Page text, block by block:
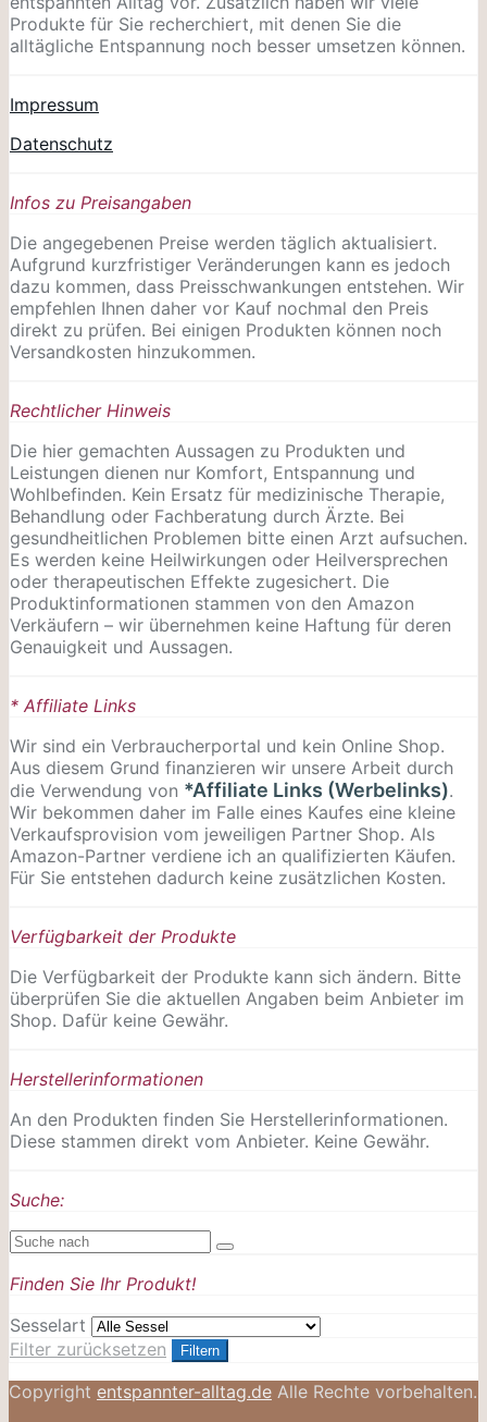
Produkte für Sie recherchiert, mit denen Sie die
alltägliche Entspannung noch besser umsetzen können.
Impressum
Datenschutz
Infos zu Preisangaben
Die angegebenen Preise werden täglich aktualisiert.
Aufgrund kurzfristiger Veränderungen kann es jedoch
dazu kommen, dass Preisschwankungen entstehen. Wir
empfehlen Ihnen daher vor Kauf nochmal den Preis
direkt zu prüfen. Bei einigen Produkten können noch
Versandkosten hinzukommen.
Rechtlicher Hinweis
Die hier gemachten Aussagen zu Produkten und
Leistungen dienen nur Komfort, Entspannung und
Wohlbefinden. Kein Ersatz für medizinische Therapie,
Behandlung oder Fachberatung durch Ärzte. Bei
gesundheitlichen Problemen bitte einen Arzt aufsuchen.
Es werden keine Heilwirkungen oder Heilversprechen
oder therapeutischen Effekte zugesichert. Die
Produktinformationen stammen von den Amazon
Verkäufern – wir übernehmen keine Haftung für deren
Genauigkeit und Aussagen.
* Affiliate Links
Wir sind ein Verbraucherportal und kein Online Shop.
Aus diesem Grund finanzieren wir unsere Arbeit durch
die Verwendung von *Affiliate Links (Werbelinks).
Wir bekommen daher im Falle eines Kaufes eine kleine
Verkaufsprovision vom jeweiligen Partner Shop. Als
Amazon-Partner verdiene ich an qualifizierten Käufen.
Für Sie entstehen dadurch keine zusätzlichen Kosten.
Verfügbarkeit der Produkte
Die Verfügbarkeit der Produkte kann sich ändern. Bitte
überprüfen Sie die aktuellen Angaben beim Anbieter im
Shop. Dafür keine Gewähr.
Herstellerinformationen
An den Produkten finden Sie Herstellerinformationen.
Diese stammen direkt vom Anbieter. Keine Gewähr.
Suche:
Finden Sie Ihr Produkt!
Sesselart
Filter zurücksetzen
Filtern
Copyright entspannter-alltag.de Alle Rechte vorbehalten.